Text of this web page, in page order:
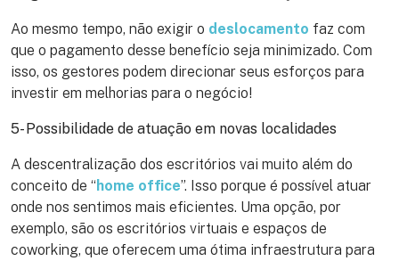
Ao mesmo tempo, não exigir o deslocamento faz com
que o pagamento desse benefício seja minimizado. Com
isso, os gestores podem direcionar seus esforços para
investir em melhorias para o negócio!
5- Possibilidade de atuação em novas localidades
A descentralização dos escritórios vai muito além do
conceito de “ home office”. Isso porque é possível atuar
onde nos sentimos mais eficientes. Uma opção, por
exemplo, são os escritórios virtuais e espaços de
coworking, que oferecem uma ótima infraestrutura para